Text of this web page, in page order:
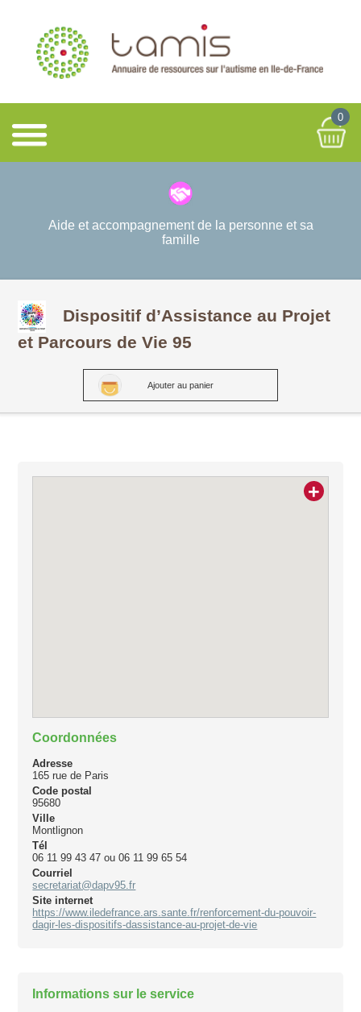
0
Aide et accompagnement de la personne et sa
famille
Dispositif d’Assistance au Projet
et Parcours de Vie 95
Ajouter au panier
+
Coordonnées
Adresse
165 rue de Paris
Code postal
95680
Ville
Montlignon
Tél
06 11 99 43 47 ou 06 11 99 65 54
Courriel
secretariat@dapv95.fr
Site internet
https://www.iledefrance.ars.sante.fr/renforcement-du-pouvoir-
dagir-les-dispositifs-dassistance-au-projet-de-vie
Informations sur le service